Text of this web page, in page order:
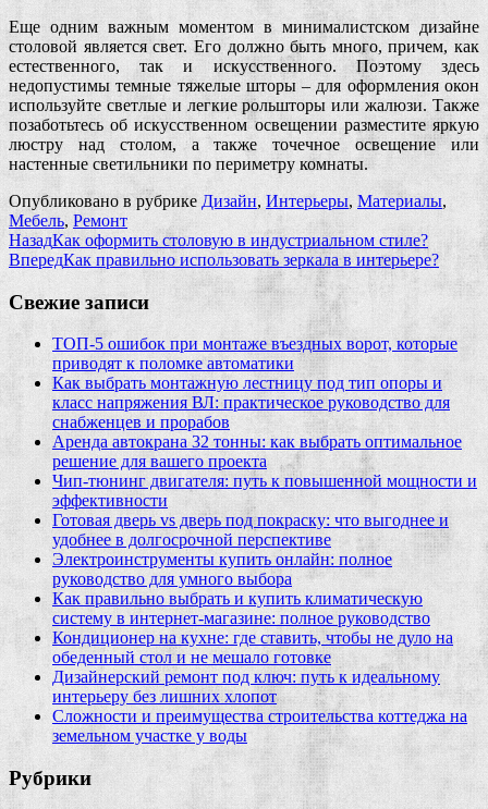
Еще одним важным моментом в минималистском дизайне
столовой является свет. Его должно быть много, причем, как
естественного, так и искусственного. Поэтому здесь
недопустимы темные тяжелые шторы – для оформления окон
используйте светлые и легкие рольшторы или жалюзи. Также
позаботьтесь об искусственном освещении разместите яркую
люстру над столом, а также точечное освещение или
настенные светильники по периметру комнаты.
Опубликовано в рубрике Дизайн, Интерьеры, Материалы,
Мебель, Ремонт
НазадКак оформить столовую в индустриальном стиле?
ВпередКак правильно использовать зеркала в интерьере?
Свежие записи
ТОП-5 ошибок при монтаже въездных ворот, которые
приводят к поломке автоматики
Как выбрать монтажную лестницу под тип опоры и
класс напряжения ВЛ: практическое руководство для
снабженцев и прорабов
Аренда автокрана 32 тонны: как выбрать оптимальное
решение для вашего проекта
Чип‑тюнинг двигателя: путь к повышенной мощности и
эффективности
Готовая дверь vs дверь под покраску: что выгоднее и
удобнее в долгосрочной перспективе
Электроинструменты купить онлайн: полное
руководство для умного выбора
Как правильно выбрать и купить климатическую
систему в интернет‑магазине: полное руководство
Кондиционер на кухне: где ставить, чтобы не дуло на
обеденный стол и не мешало готовке
Дизайнерский ремонт под ключ: путь к идеальному
интерьеру без лишних хлопот
Сложности и преимущества строительства коттеджа на
земельном участке у воды
Рубрики